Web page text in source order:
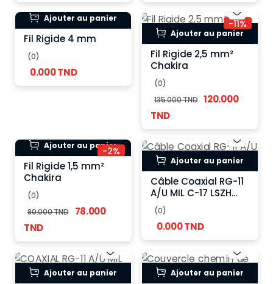
Ajouter au panier
Fil Rigide 4 mm
(0)
0.000 TND
-11%
Ajouter au panier
Fil Rigide 2,5 mm²
Chakira
(0)
135.000 TND 120.000
TND
-2%
Ajouter au panier
Fil Rigide 1,5 mm²
Chakira
(0)
80.000 TND
78.000
TND
Ajouter au panier
Câble Coaxial RG-11
A/U MIL C-17 LSZH
75Ω
(0)
0.000 TND
Ajouter au panier Ajouter au panier